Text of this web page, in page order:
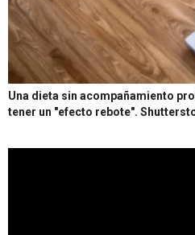
Una dieta sin acompañamiento
tener un "efecto rebote".